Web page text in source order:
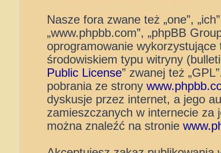
Nasze fora zwane też „one”,
„www.phpbb.com”, „phpBB
oprogramowanie
środowiskiem typu witryny
Public License” zwanej też
pobrania ze strony
dyskusje przez internet, a jego
zamieszczanych w internecie za
można znaleźć na stronie